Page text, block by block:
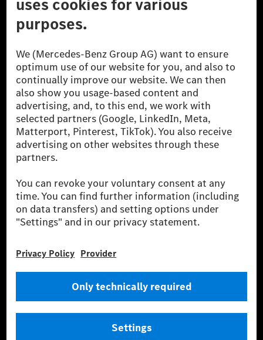
A Mercedes-Benz Csoport
A Mercedes-Benz Group AG (korábbi Daimler AG) a
Mercedes-Benz AG-val együtt a prémium és
luxusautók, valamint kishaszonjárművek vezető
globális szállítói vagyunk. A Mercedes-Benz Mobility
AG finanszírozást, lízinget, autó előfizetést és
autókölcsönzést, flottakezelést, digitális
szolgáltatásokat a töltéshez és fizetéshez,
biztosításközvetítést, valamint innovatív mobilitási
szolgáltatásokat kínál.
Helyszínek
Jogi nyilatkozat